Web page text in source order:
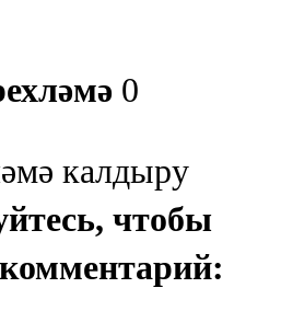
0
калдыру
чтобы